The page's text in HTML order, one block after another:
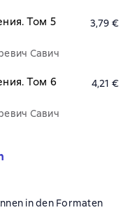
Том 5
Савич
3,79 €
Том 6
Савич
4,21 €
in den Formaten